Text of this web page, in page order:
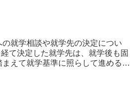
就学相談や就学先の決定につい
て決定した就学先は、就学後も固
えて就学基準に照らして進める。